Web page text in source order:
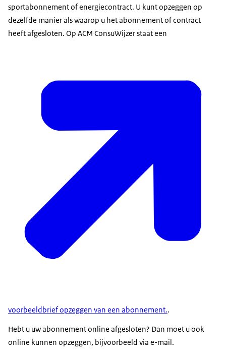
sportabonnement of energiecontract. U kunt opzeggen op
dezelfde manier als waarop u het abonnement of contract
heeft afgesloten. Op ACM ConsuWijzer staat een
voorbeeldbrief opzeggen van een abonnement..
Hebt u uw abonnement online afgesloten? Dan moet u ook
online kunnen opzeggen, bijvoorbeeld via e-mail.